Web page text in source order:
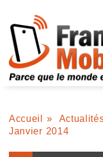
Accueil »
Janvier 2014